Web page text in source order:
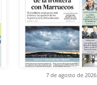
7 de agosto de 2026